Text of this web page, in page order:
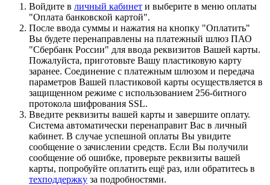
Войдите в личный кабинет и выберите в меню оплаты
"Оплата банковской картой".
После ввода суммы и нажатия на кнопку "Оплатить"
Вы будете перенаправлены на платежный шлюз ПАО
"Сбербанк России" для ввода реквизитов Вашей карты.
Пожалуйста, приготовьте Вашу пластиковую карту
заранее. Соединение с платежным шлюзом и передача
параметров Вашей пластиковой карты осуществляется в
защищенном режиме с использованием 256-битного
протокола шифрования SSL.
Введите реквизиты вашей карты и завершите оплату.
Система автоматически перенаправит Вас в личный
кабинет. В случае успешной оплаты Вы увидите
сообщение о зачислении средств. Если Вы получили
сообщение об ошибке, проверьте реквизиты вашей
карты, попробуйте оплатить ещё раз, или обратитесь в
техподдержку за подробностями.